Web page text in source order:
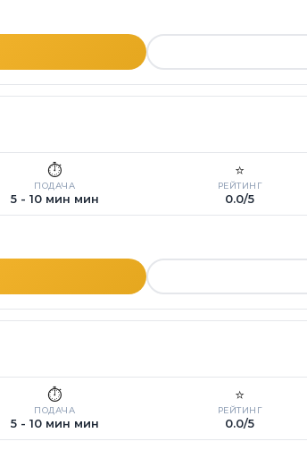
⏱️
ПОДАЧА
5 - 10 мин мин
⭐
РЕЙТИНГ
0.0/5
⏱️
ПОДАЧА
5 - 10 мин мин
⭐
РЕЙТИНГ
0.0/5